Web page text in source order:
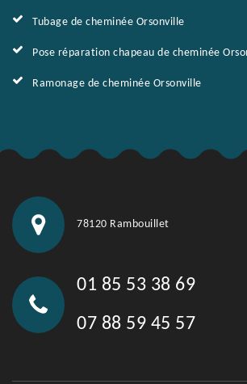
Tubage de cheminée Orsonville
Pose réparation chapeau de cheminée
Ramonage de cheminée Orsonville
78120 Rambouillet
01 85 53 38 69
07 88 59 45 57